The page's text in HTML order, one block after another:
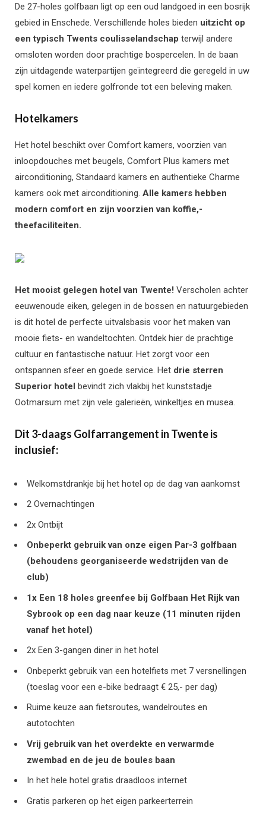
De 27-holes golfbaan ligt op een oud landgoed in een bosrijk
gebied in Enschede. Verschillende holes bieden uitzicht op
een typisch Twents coulisselandschap terwijl andere
omsloten worden door prachtige bospercelen. In de baan
zijn uitdagende waterpartijen geïntegreerd die geregeld in uw
spel komen en iedere golfronde tot een beleving maken.
Hotelkamers
Het hotel beschikt over Comfort kamers, voorzien van
inloopdouches met beugels, Comfort Plus kamers met
airconditioning, Standaard kamers en authentieke Charme
kamers ook met airconditioning. Alle kamers hebben
modern comfort en zijn voorzien van koffie,-
theefaciliteiten.
Het mooist gelegen hotel van Twente! Verscholen achter
eeuwenoude eiken, gelegen in de bossen en natuurgebieden
is dit hotel de perfecte uitvalsbasis voor het maken van
mooie fiets- en wandeltochten. Ontdek hier de prachtige
cultuur en fantastische natuur. Het zorgt voor een
ontspannen sfeer en goede service. Het drie sterren
Superior hotel bevindt zich vlakbij het kunststadje
Ootmarsum met zijn vele galerieën, winkeltjes en musea.
Dit 3-daags Golfarrangement in Twente is
inclusief:
Welkomstdrankje bij het hotel op de dag van aankomst
2 Overnachtingen
2x Ontbijt
Onbeperkt gebruik van onze eigen Par-3 golfbaan
(behoudens georganiseerde wedstrijden van de
club)
1x Een 18 holes greenfee bij Golfbaan Het Rijk van
Sybrook op een dag naar keuze (11 minuten rijden
vanaf het hotel)
2x Een 3-gangen diner in het hotel
Onbeperkt gebruik van een hotelfiets met 7 versnellingen
(toeslag voor een e-bike bedraagt € 25,- per dag)
Ruime keuze aan fietsroutes, wandelroutes en
autotochten
Vrij gebruik van het overdekte en verwarmde
zwembad en de jeu de boules baan
In het hele hotel gratis draadloos internet
Gratis parkeren op het eigen parkeerterrein